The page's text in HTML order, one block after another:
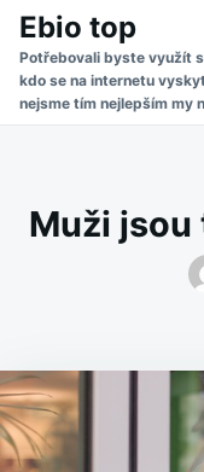
Skip
content
Search
for:
Ebio top
Potřebovali byste využít
kdo se na internetu
nejsme tím nejlepším my
Muži